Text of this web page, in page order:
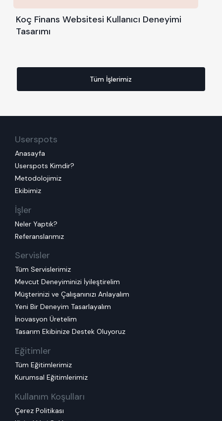
Koç Finans Websitesi Kullanıcı Deneyimi
Tasarımı
Tüm İşlerimiz
Userspots
Anasayfa
Userspots Kimdir?
Metodolojimiz
Ekibimiz
İşler
Neler Yaptık?
Referanslarımız
Servisler
Tüm Servislerimiz
Mevcut Deneyiminizi İyileştirelim
Müşterinizi ve Çalışanınızı Anlayalım
Yeni Bir Deneyim Tasarlayalım
İnovasyon Üretelim
Tasarım Ekibinize Destek Oluyoruz
Eğitimler
Tüm Eğitimlerimiz
Kurumsal Eğitimlerimiz
Kullanım Koşulları
Çerez Politikası